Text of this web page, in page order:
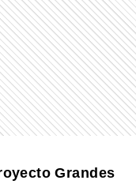
Grandes